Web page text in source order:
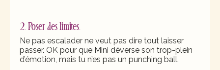
2. Poser des limites.
Ne pas escalader ne veut pas dire tout laisser
passer. OK pour que Mini déverse son trop-plein
d’émotion, mais tu n’es pas un punching ball.